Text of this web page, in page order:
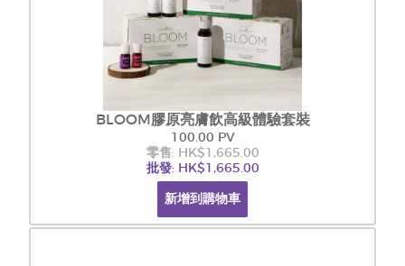
BLOOM膠原亮膚飲高級體驗套裝
100.00 PV
零售: HK$1,665.00
批發: HK$1,665.00
新增到購物車